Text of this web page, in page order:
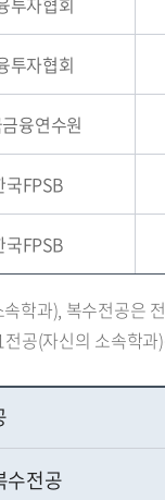
투자협회
융연수원
국FPSB
국FPSB
학과), 복수전공은
공(자신의 소속학
수전공